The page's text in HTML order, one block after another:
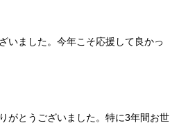
いました。今年こそ応援して良かっ
がとうございました。特に3年間お世